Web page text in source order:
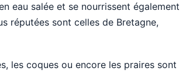
eau salée et se nourrissent également
réputées sont celles de Bretagne,
les coques ou encore les praires sont